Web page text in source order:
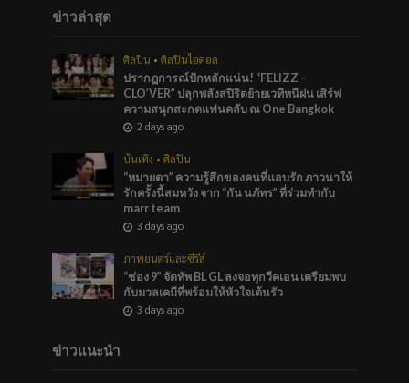
ข่าวล่าสุด
ศิลปิน • ศิลปินไอดอล
ปรากฏการณ์ปักหลักแน่น! “FELIZZ –
CLO’VER” ปลุกพลังสปิริตย้ายเวทีหนีฝน เสิร์ฟ
ความสนุกสะกดแฟนคลับ ณ One Bangkok
2 days ago
บันเทิง • ศิลปิน
“หมายตา” ความรู้สึกของคนที่แอบรัก ภาวนาให้
รักครั้งนี้สมหวัง จาก “กัน นภัทร” ที่ร่วมทำกับ
marr team
3 days ago
ภาพยนตร์และซีรีส์
“ช่อง 9” จัดทัพ BL GL ลงจอทุกวีคเอน เตรียมพบ
กับมวลเคมีที่พร้อมให้หัวใจเต้นรัว
3 days ago
ข่าวแนะนำ